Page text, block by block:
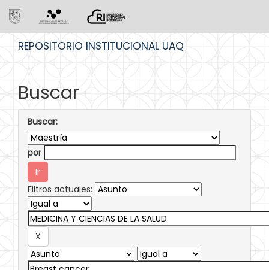
REPOSITORIO INSTITUCIONAL UAQ
Buscar
Buscar:
por
Filtros actuales: